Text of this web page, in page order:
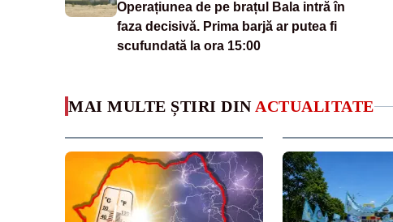
Operațiunea de pe brațul Bala intră în
faza decisivă. Prima barjă ar putea fi
scufundată la ora 15:00
MAI MULTE ȘTIRI DIN ACTUALITATE